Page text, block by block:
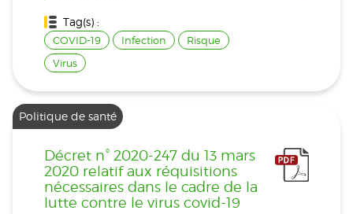
Tag(s) :
COVID-19 Infection
Risque
Virus
Politique de santé
Décret n° 2020-247 du 13 mars
2020 relatif aux réquisitions
nécessaires dans le cadre de la
lutte contre le virus covid-19